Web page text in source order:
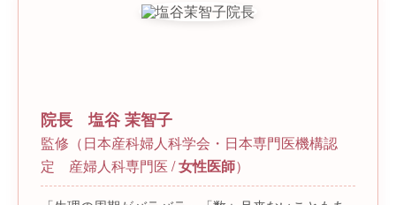
院長 塩谷 茉智子
監修（日本産科婦人科学会・日本専門医機構認
定 産婦人科専門医 /女性医師）